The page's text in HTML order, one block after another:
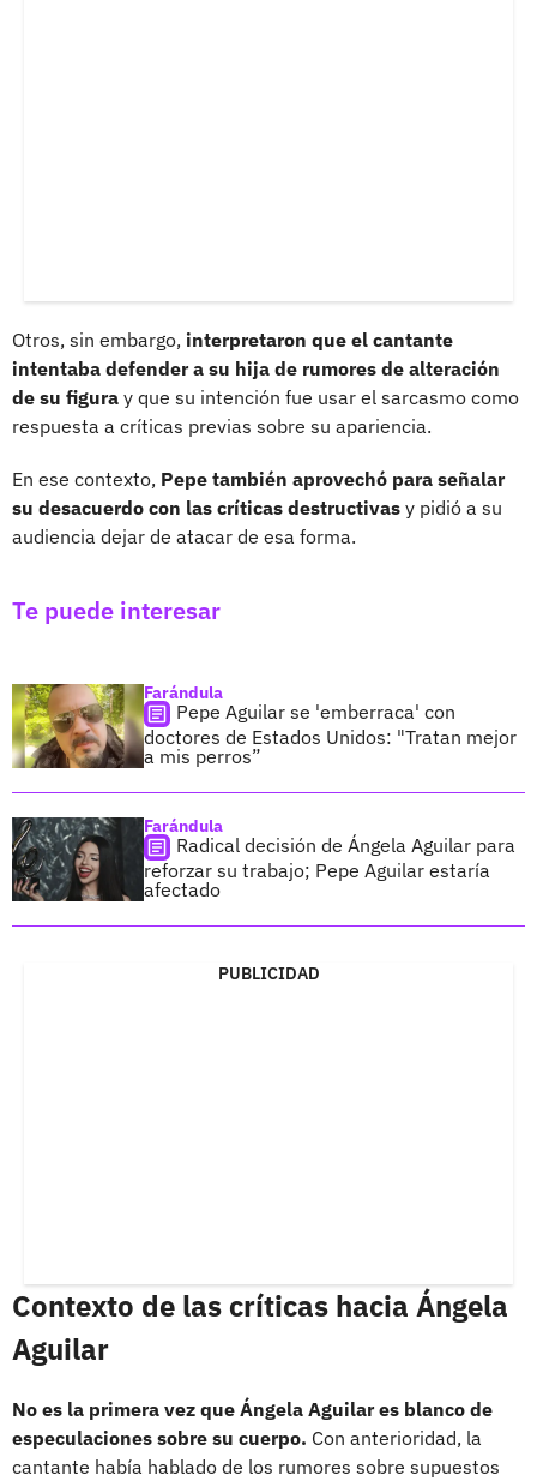
Otros, sin embargo, interpretaron que el cantante
intentaba defender a su hija de rumores de alteración
de su figura y que su intención fue usar el sarcasmo como
respuesta a críticas previas sobre su apariencia.
En ese contexto, Pepe también aprovechó para señalar
su desacuerdo con las críticas destructivas y pidió a su
audiencia dejar de atacar de esa forma.
Te puede interesar
Farándula
Pepe Aguilar se 'emberraca' con
doctores de Estados Unidos: "Tratan mejor
a mis perros”
Farándula
Radical decisión de Ángela Aguilar para
reforzar su trabajo; Pepe Aguilar estaría
afectado
PUBLICIDAD
Contexto de las críticas hacia Ángela
Aguilar
No es la primera vez que Ángela Aguilar es blanco de
especulaciones sobre su cuerpo. Con anterioridad, la
cantante había hablado de los rumores sobre supuestos